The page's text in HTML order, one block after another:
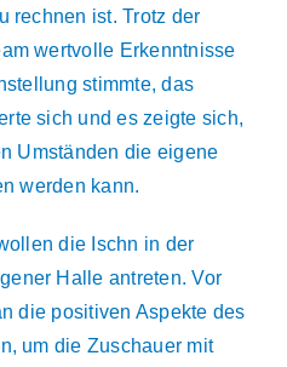
rechnen ist. Trotz der
wertvolle Erkenntnisse
stimmte, das
sich und es zeigte sich,
Umständen die eigene
werden kann.
die Ischn in der
Halle antreten. Vor
die positiven Aspekte des
um die Zuschauer mit